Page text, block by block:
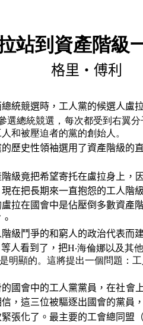
站到資產階級
格里‧傅利
統競選時，工人黨的候選人盧
選總統競選，每次都受到右翼
和被壓迫者的黨的創始人。
歷史性領袖選用了資產階級的
級竟把希望寄托在盧拉身上，
在把長期來一直抱怨的工人階
拉在國會中是佔壓倒多數資產
級鬥爭的和窮人的政治代表而
等人看到了，把H‧海倫娜以及其
明顯的。這將提出一個問題：
國會中的工人黨黨員，在社會
，這三位被驅逐出國會的黨員
張化了。最主要的工會總同盟（